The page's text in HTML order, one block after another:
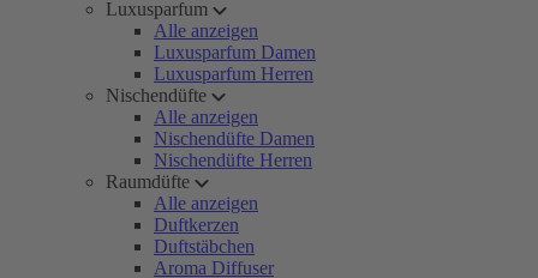
Luxusparfum
Alle anzeigen
Luxusparfum Damen
Luxusparfum Herren
Nischendüfte
Alle anzeigen
Nischendüfte Damen
Nischendüfte Herren
Raumdüfte
Alle anzeigen
Duftkerzen
Duftstäbchen
Aroma Diffuser